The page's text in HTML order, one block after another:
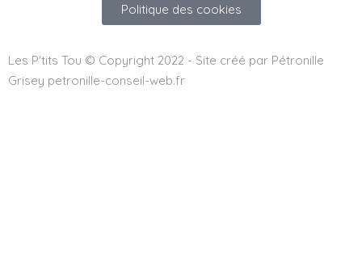
Politique des cookies
Les P'tits Tou © Copyright 2022 - Site créé par Pétronille
Grisey petronille-conseil-web.fr